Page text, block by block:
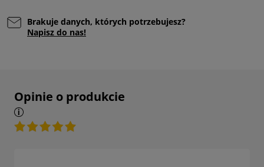
Brakuje danych, których potrzebujesz?
Napisz do nas!
Opinie o produkcie